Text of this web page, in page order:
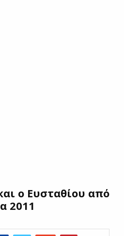
ο Ευσταθίου από
2011